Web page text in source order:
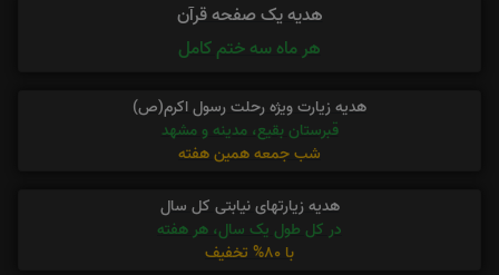
هدیه یک صفحه قرآن
هر ماه سه ختم کامل
هدیه زیارت ویژه رحلت رسول اکرم(ص)
قبرستان بقیع، مدینه و مشهد
شب جمعه همین هفته
هدیه زیارتهای نیابتی کل سال
در کل طول یک سال، هر هفته
با 80% تخفیف